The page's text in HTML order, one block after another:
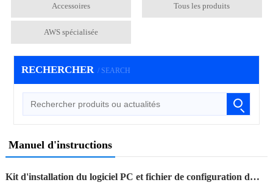
Accessoires Tous les produits
AWS spécialisée
RECHERCHER / SEARCH
Manuel d'instructions
Kit d'installation du logiciel PC et fichier de configuration du testeur portable